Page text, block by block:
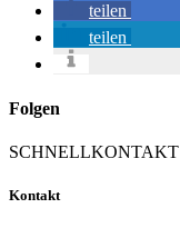
teilen
teilen
Folgen
SCHNELLKONTAKT
Kontakt